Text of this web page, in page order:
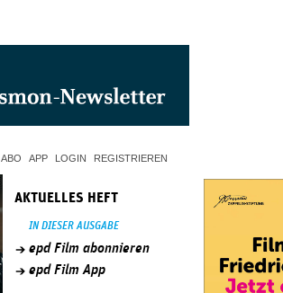
ABO APP LOGIN REGISTRIEREN
AKTUELLES HEFT
IN DIESER AUSGABE
epd Film abonnieren
epd Film App